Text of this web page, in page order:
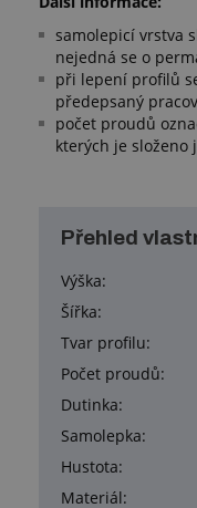
samolepicí vrstva
nejedná se o
při lepení profilů
předepsaný
počet proudů
kterých je složeno
Přehled
Výška:
Šířka:
Tvar profilu:
Počet proudů:
Dutinka:
Samolepka:
Hustota:
Materiál: